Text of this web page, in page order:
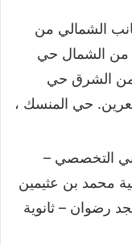
الشمالي من
من الشمال حي
الشرق حي
حي المنسك ،
التخصصي –
محمد بن عثيمين
رضوان – ثانوية